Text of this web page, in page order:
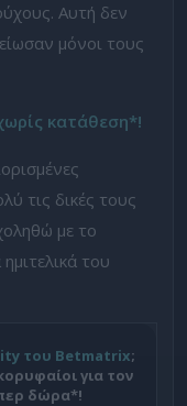
Αυτή δεν
μόνοι τους
κατάθεση*!
τις δικές τους
με το
του
του Betmatrix;
για τον
δώρα*!